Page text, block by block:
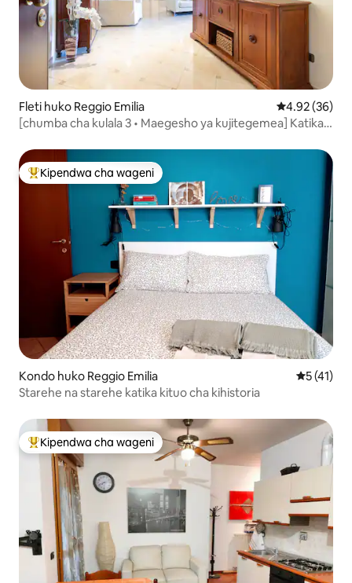
Fleti huko Reggio Emilia Ukadiriaji wa
4.92 (36)
[chumba cha kulala 3 • Maegesho ya kujitegemea] Katikati
Kipendwa maarufu cha wageni
Kipendwa cha wageni
Kondo huko Reggio Emilia Ukadiriaji
5 (41)
Starehe na starehe katika kituo cha kihistoria
Kipendwa maarufu cha wageni
Kipendwa cha wageni